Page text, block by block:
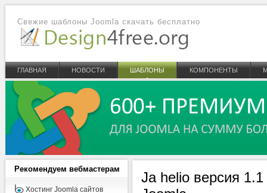
Свежие шаблоны Joomla скачать бесплатно
ГЛАВНАЯ НОВОСТИ ШАБЛОНЫ КОМПОНЕНТЫ
Ja helio версия
Рекомендуем вебмастерам
Хостинг Joomla сайтов